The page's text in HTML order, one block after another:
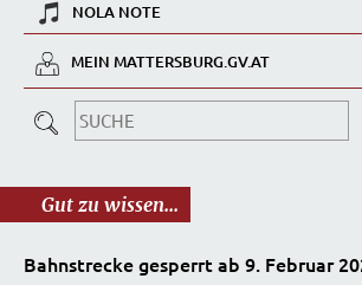
NOLA NOTE
MEIN MATTERSBURG.GV.AT
Gut zu wissen...
Bahnstrecke gesperrt ab 9. Februar